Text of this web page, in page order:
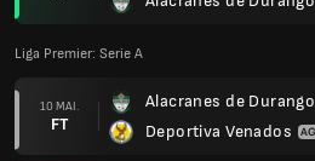
Liga Premier: Serie A
10 MAI.
FT
Alacranes de Durango
Deportiva Venados